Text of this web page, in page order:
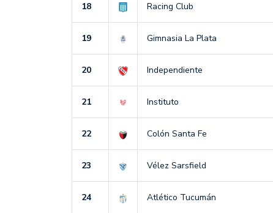
18 Racing Club
19 Gimnasia La Plata
20 Independiente
21 Instituto
22 Colón Santa Fe
23 Vélez Sarsfield
24 Atlético Tucumán